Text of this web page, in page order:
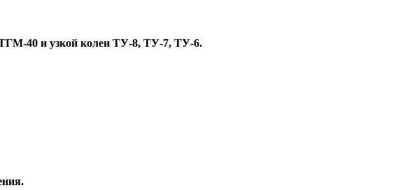
40 и узкой колеи ТУ-8, ТУ-7, ТУ-6.